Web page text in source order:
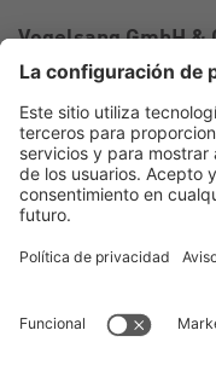
Vogelsang GmbH &
Holthoege 10-14
49632 Essen
Alemania
Contacto